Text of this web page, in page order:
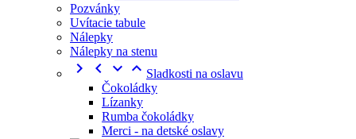
Pozvánky
Uvítacie tabule
Nálepky
Nálepky na stenu
    Sladkosti na oslavu
Čokoládky
Lízanky
Rumba čokoládky
Merci - na detské oslavy